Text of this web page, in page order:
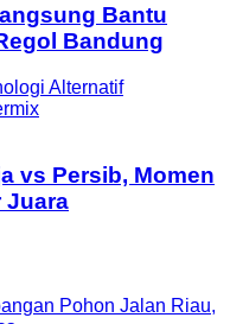
Bantu
Bandung
vs Persib, Momen
Juara